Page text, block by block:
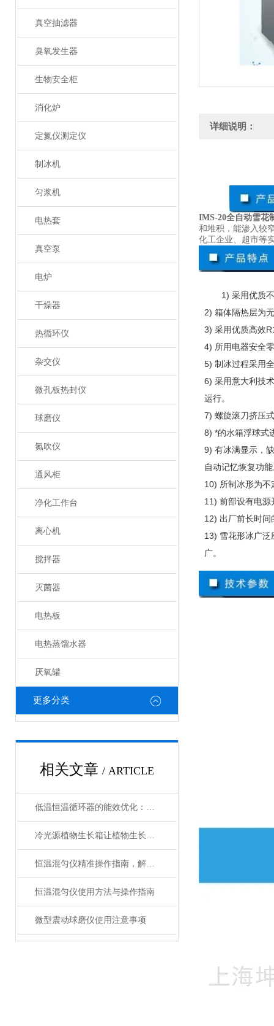
真空抽滤器
臭氧发生器
生物安全柜
消化炉
定氮仪测定仪
制冰机
匀浆机
电热套
真空泵
电炉
干燥器
热循环仪
杂交仪
微孔板热封仪
球磨仪
氮吹仪
通风柜
净化工作台
离心机
搅拌器
灭菌器
电热板
电热蒸馏水器
厌氧罐
更多分类
相关文章 / ARTICLE
低温恒温循环器的能效优化：如何节约能源消耗
冷光源植物生长箱让植物生长更加稳定和可控
恒温混匀仪精准操作指南，解锁高效实验新体验
恒温混匀仪使用方法与操作指南
微型震动球磨仪使用注意事项
详细说明：
IMS-20全自动雪花
和堆积，能渗入较
化工企业、超市等
1) 采用优质
2) 箱体隔热层为
3) 采用优质高效
4) 所用电器安全
5) 制冰过程采用
6) 采用意大利技
运行。
7) 螺旋滚刀挤压
8) *的水箱浮球式
9) 有冰满显示，
自动记忆恢复功
10) 所制冰形为
11) 前部设有电
12) 出厂前长时间
13) 雪花形冰广
广。